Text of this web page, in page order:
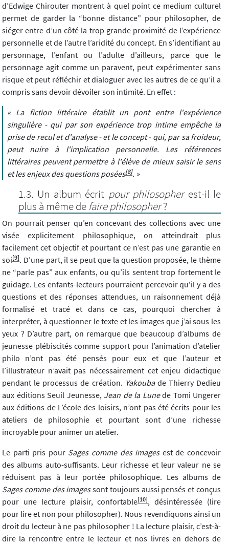
d’Edwige Chirouter montrent à quel point ce medium culturel
permet de garder la “bonne distance” pour philosopher, de
siéger entre d’un côté la trop grande proximité de l’expérience
personnelle et de l’autre l’aridité du concept. En s’identifiant au
personnage, l’enfant ou l’adulte d’ailleurs, parce que le
personnage agit comme un paravent, peut expérimenter sans
risque et peut réfléchir et dialoguer avec les autres de ce qu’il a
compris sans devoir dévoiler son intimité. En effet :
« La fiction littéraire établit un pont entre l'expérience
singulière - qui par son expérience trop intime empêche la
prise de recul et d'analyse - et le concept - qui, par sa froideur,
peut nuire à l'implication personnelle. Les références
littéraires peuvent permettre à l'élève de mieux saisir le sens
et les enjeux des questions posées[8]. »
Un album écrit pour philosopherest-il le
plus à même de faire philosopher?
On pourrait penser qu’en concevant des collections avec une
visée explicitement philosophique, on atteindrait plus
facilement cet objectif et pourtant ce n’est pas une garantie en
soi[9]. D’une part, il se peut que la question proposée, le thème
ne “parle pas” aux enfants, ou qu’ils sentent trop fortement le
guidage. Les enfants-lecteurs pourraient percevoir qu'il y a des
questions et des réponses attendues, un raisonnement déjà
formalisé et tracé et dans ce cas, pourquoi chercher à
interpréter, à questionner le texte et les images que j’ai sous les
yeux ? D’autre part, on remarque que beaucoup d’albums de
jeunesse plébiscités comme support pour l’animation d’atelier
philo n’ont pas été pensés pour eux et que l’auteur et
l’illustrateur n’avait pas nécessairement cet enjeu didactique
pendant le processus de création. Yakoubade Thierry Dedieu
aux éditions Seuil Jeunesse, Jean de la Lunede Tomi Ungerer
aux éditions de L’école des loisirs, n’ont pas été écrits pour les
ateliers de philosophie et pourtant sont d’une richesse
incroyable pour animer un atelier.
Le parti pris pour Sages comme des imagesest de concevoir
des albums auto-suffisants. Leur richesse et leur valeur ne se
réduisent pas à leur portée philosophique. Les albums de
Sages comme des imagessont toujours aussi pensés et conçus
pour une lecture plaisir, confortable[10], désintéressée (lire
pour lire et non pour philosopher). Nous revendiquons ainsi un
droit du lecteur à ne pas philosopher ! La lecture plaisir, c’est-à-
dire la rencontre entre le lecteur et nos livres en dehors de